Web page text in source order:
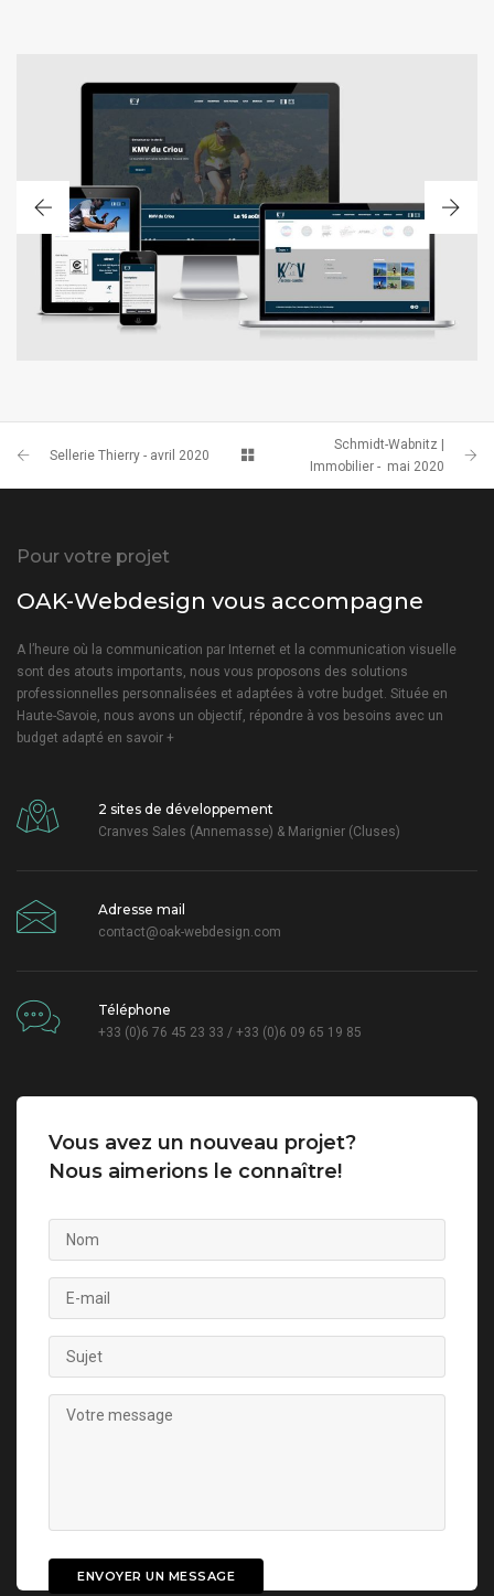
SITE WEB RESPONSIF
Sellerie Thierry - avril 2020
Schmidt-Wabnitz |
Immobilier - mai 2020
Pour votre projet
OAK-Webdesign vous accompagne
A l’heure où la communication par Internet et la communication visuelle
sont des atouts importants, nous vous proposons des solutions
professionnelles personnalisées et adaptées à votre budget. Située en
Haute-Savoie, nous avons un objectif, répondre à vos besoins avec un
budget adapté en savoir +
2 sites de développement
Cranves Sales (Annemasse) & Marignier (Cluses)
Adresse mail
contact@oak-webdesign.com
Téléphone
+33 (0)6 76 45 23 33 / +33 (0)6 09 65 19 85
Vous avez un nouveau projet?
Nous aimerions le connaître!